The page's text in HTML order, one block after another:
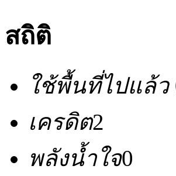
สถิติ
ใช้พื้นที่ไปแล้ว
เครดิต2
พลังน้ำใจ0